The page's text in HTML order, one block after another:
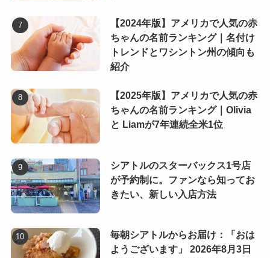
【2024年版】アメリカで人気の赤
ちゃんの名前ランキング｜名付け
トレンドとワシントン州の傾向も
紹介
【2025年版】アメリカで人気の赤
ちゃんの名前ランキング｜Olivia
と Liamが7年連続全米1位
シアトルのスターバックス1号店
が予約制に。ファンなら知ってお
きたい、新しい入店方法
毎朝シアトルからお届け：「おは
ようございます」 2026年8月3日